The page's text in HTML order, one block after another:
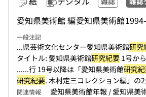
愛知県美術館 編愛知県美術館1994-
一般注記
...県芸術文化センター愛知県美術館研究
タイトル: 愛知県美術館研究紀要 1号か
......行 19号以降は「愛知県美術館研究
研究紀要. 木村定三コレクション編」の
関連情報
愛知県美術館年報 / 愛知県美